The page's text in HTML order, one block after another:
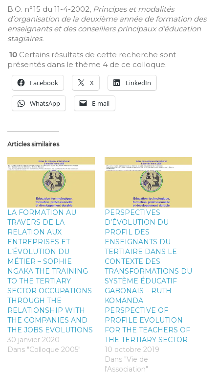
B.O. n°15 du 11-4-2002, Principes et modalités
d’organisation de la deuxième année de formation des
enseignants et des conseillers principaux d’éducation
stagiaires.
10 Certains résultats de cette recherche sont
présentés dans le thème 4 de ce colloque.
Facebook X LinkedIn
WhatsApp E-mail
Articles similaires
LA FORMATION AU
TRAVERS DE LA
RELATION AUX
ENTREPRISES ET
L’ÉVOLUTION DU
MÉTIER – SOPHIE
NGAKA THE TRAINING
TO THE TERTIARY
SECTOR OCCUPATIONS
THROUGH THE
RELATIONSHIP WITH
THE COMPANIES AND
THE JOBS EVOLUTIONS
30 janvier 2020
Dans "Colloque 2005"
PERSPECTIVES
D’ÉVOLUTION DU
PROFIL DES
ENSEIGNANTS DU
TERTIAIRE DANS LE
CONTEXTE DES
TRANSFORMATIONS DU
SYSTÈME ÉDUCATIF
GABONAIS – RUTH
KOMANDA
PERSPECTIVE OF
PROFILE EVOLUTION
FOR THE TEACHERS OF
THE TERTIARY SECTOR
10 octobre 2019
Dans "Vie de
l'Association"